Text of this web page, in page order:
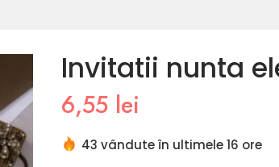
Invitatii nunta
6,55 lei
43 vândute în ultimele 16 ore